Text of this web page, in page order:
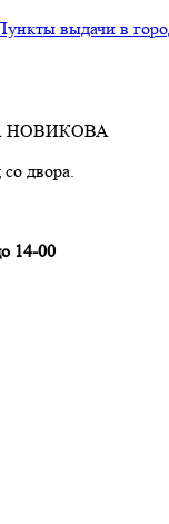
выдачи в
НОВИКОВА
двора.
14-00